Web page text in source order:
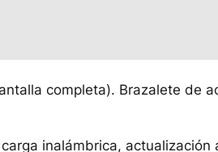
completa). Brazalete de
inalámbrica, actualización